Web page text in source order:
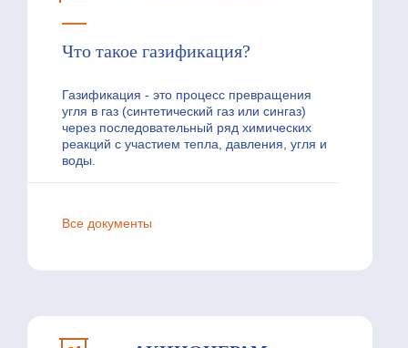
Что такое газификация?
Газификация - это процесс превращения
угля в газ (синтетический газ или сингаз)
через последовательный ряд химических
реакций с участием тепла, давления, угля и
воды.
Все документы